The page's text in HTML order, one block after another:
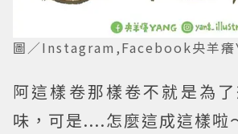
圖／Instagram,Facebook央羊癢
阿這樣卷那樣卷不就是為
味，可是....怎麼這成這樣啦